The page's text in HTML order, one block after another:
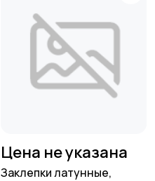
Цена не указана
Заклепки латунные,